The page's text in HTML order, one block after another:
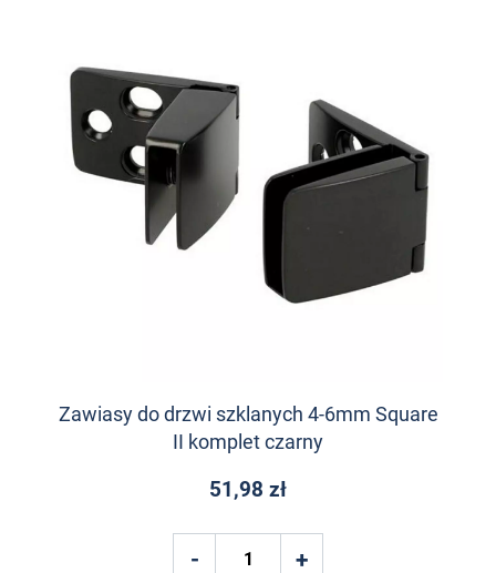
Zawiasy do drzwi szklanych 4-6mm Square
II komplet czarny
51,98 zł